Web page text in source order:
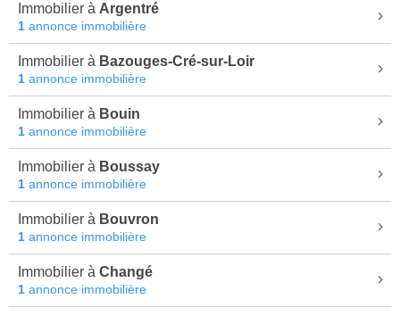
Immobilier à Argentré
1 annonce immobilière
Immobilier à Bazouges-Cré-sur-Loir
1 annonce immobilière
Immobilier à Bouin
1 annonce immobilière
Immobilier à Boussay
1 annonce immobilière
Immobilier à Bouvron
1 annonce immobilière
Immobilier à Changé
1 annonce immobilière